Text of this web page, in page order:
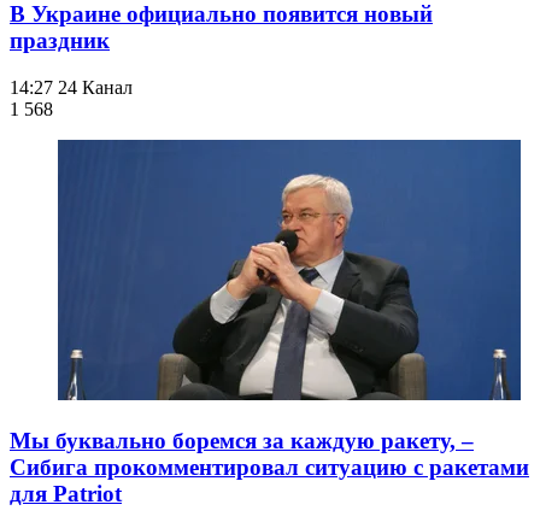
В Украине официально появится новый
праздник
14:27 24 Канал
1 568
Мы буквально боремся за каждую ракету, –
Сибига прокомментировал ситуацию с ракетами
для Patriot